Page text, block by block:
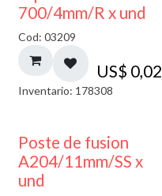
700/4mm/R x und
Cod: 03209
US$ 0,02
Inventario: 178308
Poste de fusion
A204/11mm/SS x
und